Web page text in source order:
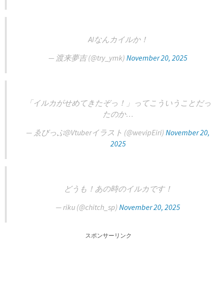
AIなんカイルか！
— 渡来夢吉 (@try_ymk) November 20, 2025
「イルカがせめてきたぞっ！」ってこういうことだっ
たのか…
— ゑびっぷ@Vtuberイラスト (@wevipEiri) November 20,
2025
どうも！あの時のイルカです！
— riku (@chitch_sp) November 20, 2025
スポンサーリンク